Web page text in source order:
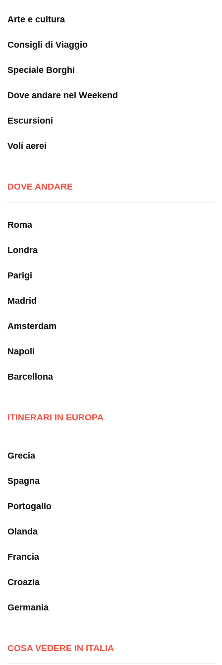
Arte e cultura
Consigli di Viaggio
Speciale Borghi
Dove andare nel Weekend
Escursioni
Voli aerei
DOVE ANDARE
Roma
Londra
Parigi
Madrid
Amsterdam
Napoli
Barcellona
ITINERARI IN EUROPA
Grecia
Spagna
Portogallo
Olanda
Francia
Croazia
Germania
COSA VEDERE IN ITALIA